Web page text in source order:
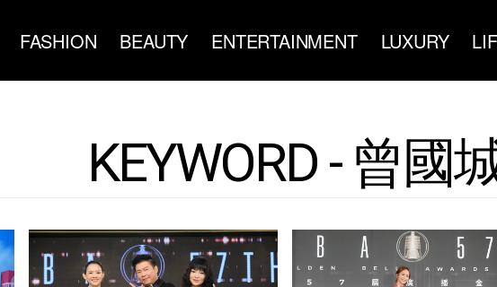
FASHION BEAUTY ENTERTAINMENT LUXURY
KEYWORD - 曾國